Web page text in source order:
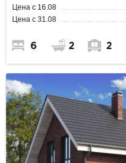
Цена с 16.08
Цена с 31.08
6 2 2